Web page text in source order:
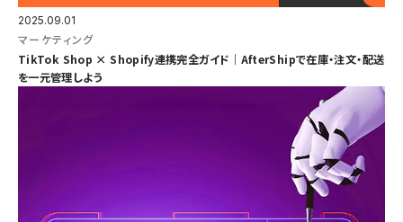
2025.09.01
マーケティング
TikTok Shop × Shopify連携完全ガイド｜AfterShipで在庫・注文・配送
を一元管理しよう